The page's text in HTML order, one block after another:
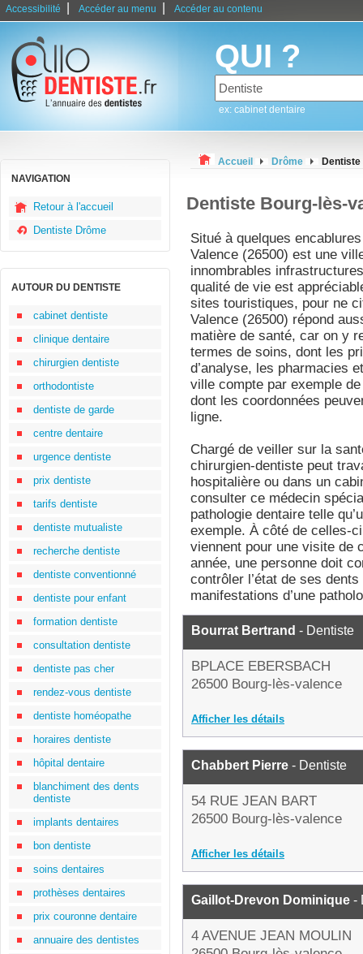
Accessibilité Accéder au menu Accéder au contenu
QUI ?
ex: cabinet dentaire
NAVIGATION
Retour à l'accueil
Dentiste Drôme
AUTOUR DU DENTISTE
cabinet dentiste
clinique dentaire
chirurgien dentiste
orthodontiste
dentiste de garde
centre dentaire
urgence dentiste
prix dentiste
tarifs dentiste
dentiste mutualiste
recherche dentiste
dentiste conventionné
dentiste pour enfant
formation dentiste
consultation dentiste
dentiste pas cher
rendez-vous dentiste
dentiste homéopathe
horaires dentiste
hôpital dentaire
blanchiment des dents
dentiste
implants dentaires
bon dentiste
soins dentaires
prothèses dentaires
prix couronne dentaire
annuaire des dentistes
Accueil Drôme
Dentiste Bourg-lès-
Situé à quelques
Valence (26500) est une
innombrables
qualité de vie est
sites touristiques, pour ne
Valence (26500) répond
matière de santé, car on y
termes de soins, dont les
d’analyse, les pharmacies
ville compte par exemple
dont les coordonnées
ligne.
Chargé de veiller sur la
chirurgien-dentiste peut
hospitalière ou dans un
consulter ce médecin
pathologie dentaire telle
exemple. À côté de celles-
viennent pour une visite de
année, une personne doit
contrôler l’état de ses
manifestations d’une
Bourrat Bertrand - Dentiste
BPLACE EBERSBACH
26500 Bourg-lès-valence
Afficher les détails
Chabbert Pierre - Dentiste
54 RUE JEAN BART
26500 Bourg-lès-valence
Afficher les détails
Gaillot-Drevon Dominique -
4 AVENUE JEAN MOULIN